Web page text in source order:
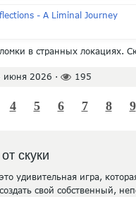
в странных локациях.
июня 2026 · 195
4 5 6 7 8 9
скуки
удивительная игра,
свой собственный,